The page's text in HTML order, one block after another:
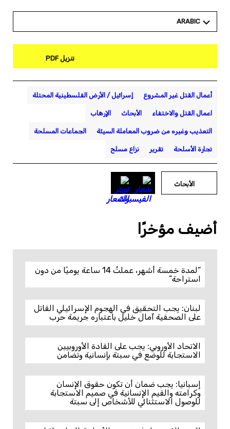
ARABIC
تنزيل PDF
أعمال القتل غير المشروع إسرائيل / الأرض الفلسطينية المحتلة
اعمال القتل والاختفاء الأبحاث الإرهاب
التعذيب وغيره من ضروب المعاملة السيئة الجماعات المسلحة
تجارة الأسلحة تقرير نزاع مسلح
الأبحاث
أضيف مؤخرًا
“لمدة خمسة أشهر، عملتُ 14 ساعة يوميًا من دون
استراحة”
لبنان: يجب التحقيق في الهجوم الإسرائيلي القاتل
على الصحفية آمال خليل باعتباره جريمة حرب
الاتحاد الأوروبي: يجب على القادة الأوروبيين
الاستجابة للوضع في سبتة بإنسانية وتضامن
إسبانيا: يجب ضمان أن تكون حقوق الإنسان
وكرامته والقيم الإنسانية في صميم الاستجابة
للوصول الاستثنائي للأشخاص إلى سبتة